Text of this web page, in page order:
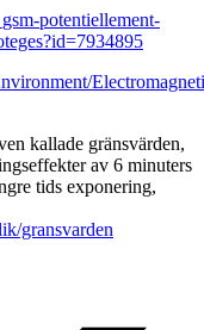
potentiellement-
kallade gränsvärden,
av 6 minuters
tids exponering,
gransvarden